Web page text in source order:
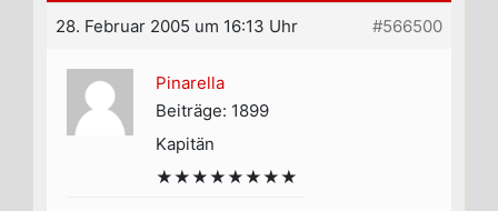
28. Februar 2005 um 16:13 Uhr #566500
Pinarella
Beiträge: 1899
Kapitän
★★★★★★★★